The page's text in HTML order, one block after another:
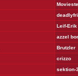
Leif-Erik
azzel
Brutzler
crizzo
sektion-